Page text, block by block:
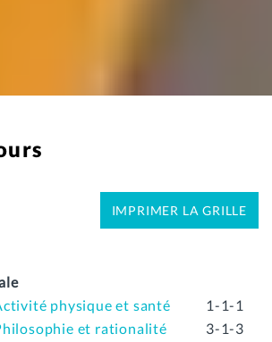
IMPRIMER LA GRILLE
physique et santé
1-1-1
et rationalité
3-1-3